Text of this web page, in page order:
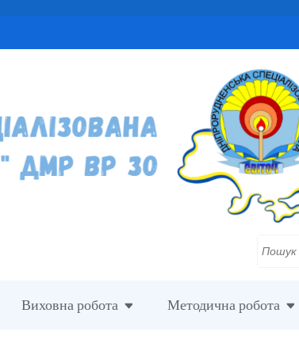
Пошук:
Виховна робота Методична робота